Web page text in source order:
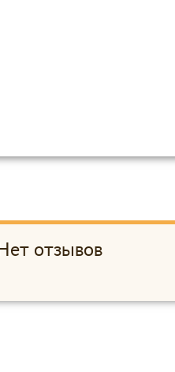
Нет отзывов